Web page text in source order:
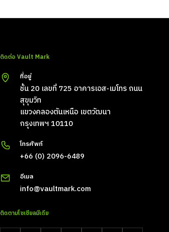
ติดต่อ Vault Mark
ที่อยู่
ชั้น 20 เลขที่ 725 อาคารเอส-เมโทร ถนน
สุขุมวิท
แขวงคลองตันเหนือ เขตวัฒนา
กรุงเทพฯ 10110
โทรศัพท์
+66 (0) 2096-6489
อีเมล
info@vaultmark.com
ติดตามโซเชียลมีเดีย